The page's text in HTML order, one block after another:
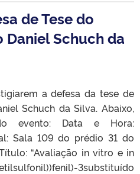
de Tese do
Daniel Schuch da
a defesa da tese de
Schuch da Silva. Abaixo,
evento: Data e Hora:
Sala 109 do prédio 31 do
“Avaliação in vitro e in
3substituído